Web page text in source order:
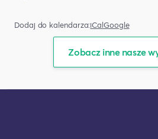
Dodaj do kalendarza:iCalGoogle
Zobacz inne nasze